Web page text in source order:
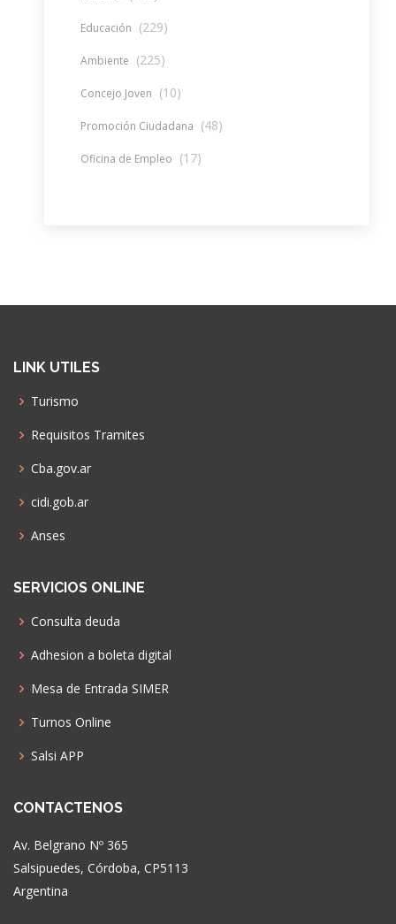
Educación (229)
Ambiente (225)
Concejo Joven (10)
Promoción Ciudadana (48)
Oficina de Empleo (17)
LINK UTILES
Turismo
Requisitos Tramites
Cba.gov.ar
cidi.gob.ar
Anses
SERVICIOS ONLINE
Consulta deuda
Adhesion a boleta digital
Mesa de Entrada SIMER
Turnos Online
Salsi APP
CONTACTENOS
Av. Belgrano Nº 365
Salsipuedes, Córdoba, CP5113
Argentina